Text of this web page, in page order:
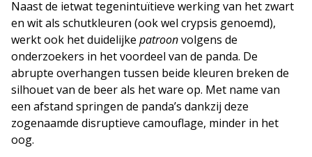
Naast de ietwat tegenintuïtieve werking van het zwart
en wit als schutkleuren (ook wel crypsis genoemd),
werkt ook het duidelijke patroonvolgens de
onderzoekers in het voordeel van de panda. De
abrupte overhangen tussen beide kleuren breken de
silhouet van de beer als het ware op. Met name van
een afstand springen de panda’s dankzij deze
zogenaamde disruptieve camouflage, minder in het
oog.